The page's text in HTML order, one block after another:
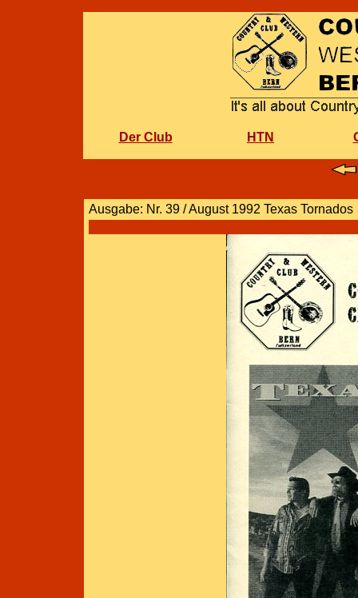
Der Club HTN
Ausgabe: Nr. 39 / August 1992 Texas Tornados